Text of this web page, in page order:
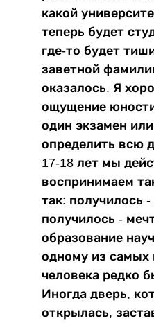
какой
теперь будет
где-то будет
заветной
оказалось. Я
ощущение
один экзамен
определить всю
17-18 лет мы
воспринимаем
так: получилось
получилось -
образование
одному из самых
человека редко
Иногда дверь,
открылась,